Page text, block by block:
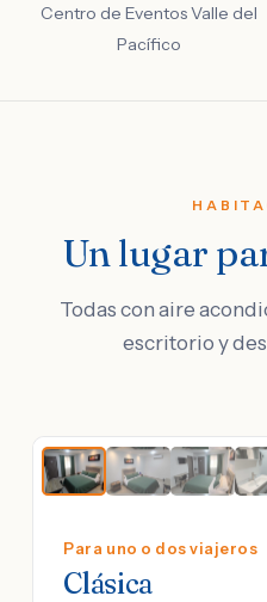
Centro de Eventos Valle del
Pacífico
Un lugar
Todas con aire
escritorio y
Para uno o dos viajeros
Clásica